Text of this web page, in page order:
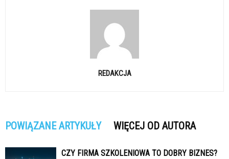
REDAKCJA
POWIĄZANE ARTYKUŁY WIĘCEJ OD AUTORA
CZY FIRMA SZKOLENIOWA TO DOBRY BIZNES?